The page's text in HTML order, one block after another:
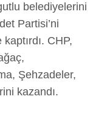
belediyelerini
Partisi’ni
CHP,
Şehzadeler,
kazandı.